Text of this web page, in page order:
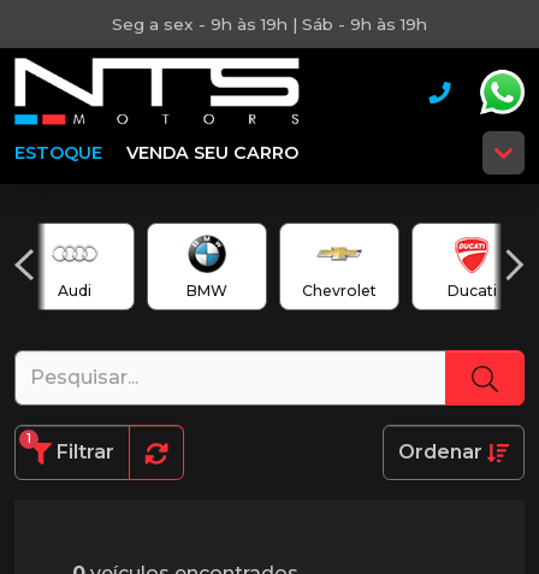
Seg a sex - 9h às 19h | Sáb - 9h às 19h
ESTOQUE VENDA SEU CARRO
Audi BMW Chevrolet Ducati
Filtrar
1
Ordenar